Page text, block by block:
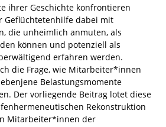
ihrer Geschichte konfrontieren
dabei mit
die unheimlich anmuten, als
können und potenziell als
erfahren werden.
die Frage, wie Mitarbeiter*innen
Belastungsmomente
Der vorliegende Beitrag lotet diese
Rekonstruktion
Mitarbeiter*innen der